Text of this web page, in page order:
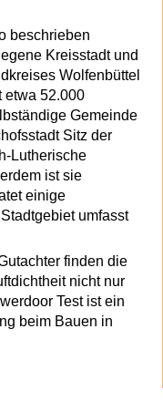
beschrieben
Kreisstadt und
Wolfenbüttel
etwa 52.000
Gemeinde
Sitz der
Lutherische
ist sie
einige
umfasst
finden die
nicht nur
Test ist ein
beim Bauen in